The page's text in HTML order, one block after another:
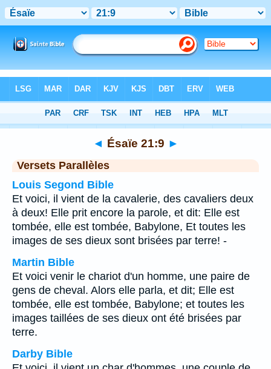
Chapitre 21> Verset 9
◄ Ésaïe 21:9 ►
Versets Parallèles
Louis Segond Bible
Et voici, il vient de la cavalerie, des cavaliers deux
à deux! Elle prit encore la parole, et dit: Elle est
tombée, elle est tombée, Babylone, Et toutes les
images de ses dieux sont brisées par terre! -
Martin Bible
Et voici venir le chariot d'un homme, une paire de
gens de cheval. Alors elle parla, et dit; Elle est
tombée, elle est tombée, Babylone; et toutes les
images taillées de ses dieux ont été brisées par
terre.
Darby Bible